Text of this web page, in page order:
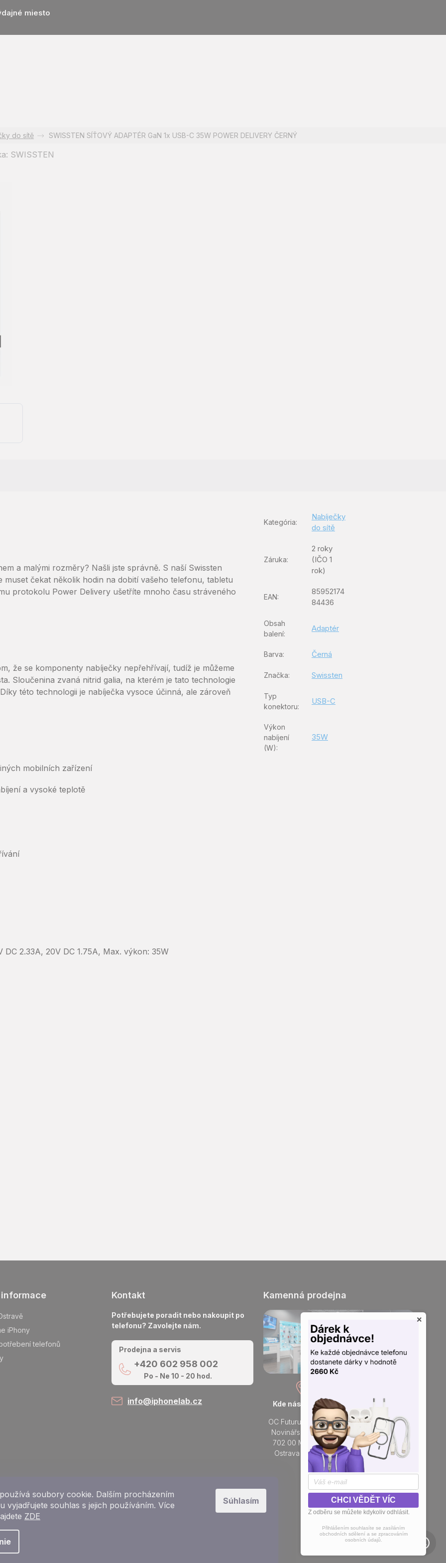
soubory cookie. Dalším procházením
vyjadřujete souhlas s jejich používáním. Více
ZDE
Súhlasím
miesto
do sítě SWISSTEN SÍŤOVÝ ADAPTÉR GaN 1x USB-C 35W POWER DELIVERY ČERNÝ
SWISSTEN
a malými rozměry? Našli jste správně. S naší Swissten
čekat několik hodin na dobití vašeho telefonu, tabletu
protokolu Power Delivery ušetříte mnoho času stráveného
že se komponenty nabíječky nepřehřívají, tudíž je můžeme
Sloučenina zvaná nitrid galia, na kterém je tato technologie
této technologii je nabíječka vysoce účinná, ale zároveň
mobilních zařízení
a vysoké teplotě
DC 2.33A, 20V DC 1.75A, Max. výkon: 35W
Kategória:
Nabíječky
do sítě
Záruka:
2 roky
(IČO 1
rok)
EAN:
85952174
84436
Obsah
balení:
Adaptér
Barva: Černá
Značka: Swissten
Typ
konektoru:
USB-C
Výkon
nabíjení
(W):
35W
iPhony
telefonů
Kontakt
Potřebujete poradit nebo nakoupit po
telefonu? Zavolejte nám.
Prodejna a servis
+420 602 958 002
Po - Ne 10 - 20 hod.
info@iphonelab.cz
Kamenná prodejna
Kde nás najdete
OC Futurum Ostrava
Novinářská 3178/6
702 00 Moravská
Ostrava a Přívoz
Otevřeno každý den
Po - Ne:
9 - 21 hod.
Do prodejny
Přidejte se k nám na sítích
Copyright 2026
×
CHCI VĚDĚT VÍC
Z odběru se můžete kdykoliv odhlásit.
Přihlášením souhlasíte se zasíláním
obchodních sdělení a se zpracováním
osobních údajů.